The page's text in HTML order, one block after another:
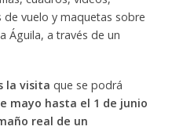
vuelo y maquetas sobre
Águila, a través de un
la visita que se podrá
mayo hasta el 1 de junio
real de un